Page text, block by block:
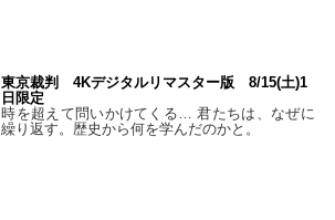
東京裁判 4Kデジタルリマスター版 8/15(土)1
日限定
時を超えて問いかけてくる… 君たちは、なぜに
繰り返す。歴史から何を学んだのかと。